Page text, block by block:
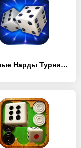
Длинные Нарды Турнир - [MOD Много денег]